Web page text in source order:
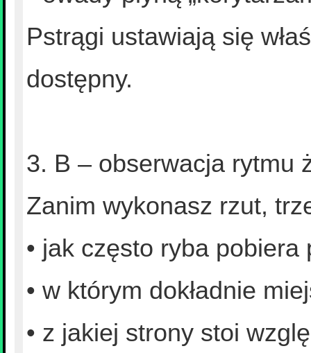
Pstrągi ustawiają się
dostępny.
3. B – obserwacja rytmu
Zanim wykonasz rzut,
• jak często ryba pobiera
• w którym dokładnie
• z jakiej strony stoi